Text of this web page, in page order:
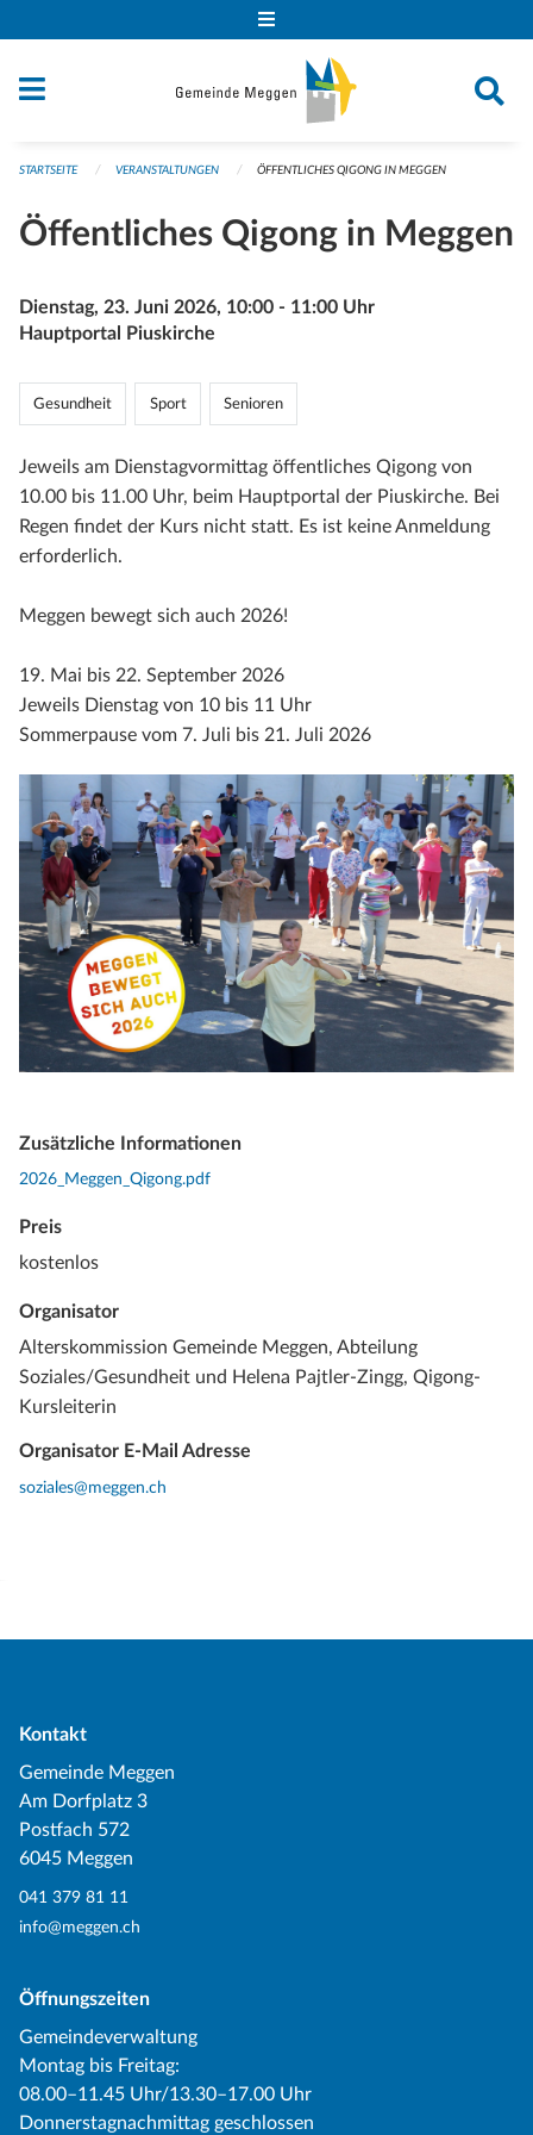
STARTSEITE VERANSTALTUNGEN ÖFFENTLICHES QIGONG IN MEGGEN
Öffentliches Qigong in Meggen
Dienstag, 23. Juni 2026, 10:00 - 11:00 Uhr
Hauptportal Piuskirche
Gesundheit Sport Senioren
Jeweils am Dienstagvormittag öffentliches Qigong von
10.00 bis 11.00 Uhr, beim Hauptportal der Piuskirche. Bei
Regen findet der Kurs nicht statt. Es ist keine Anmeldung
erforderlich.
Meggen bewegt sich auch 2026!
19. Mai bis 22. September 2026
Jeweils Dienstag von 10 bis 11 Uhr
Sommerpause vom 7. Juli bis 21. Juli 2026
Zusätzliche Informationen
2026_Meggen_Qigong.pdf
Preis
kostenlos
Organisator
Alterskommission Gemeinde Meggen, Abteilung
Soziales/Gesundheit und Helena Pajtler-Zingg, Qigong-
Kursleiterin
Organisator E-Mail Adresse
soziales@meggen.ch
Kontakt
Gemeinde Meggen
Am Dorfplatz 3
Postfach 572
6045 Meggen
041 379 81 11
info@meggen.ch
Öffnungszeiten
Gemeindeverwaltung
Montag bis Freitag:
08.00–11.45 Uhr/13.30–17.00 Uhr
Donnerstagnachmittag geschlossen